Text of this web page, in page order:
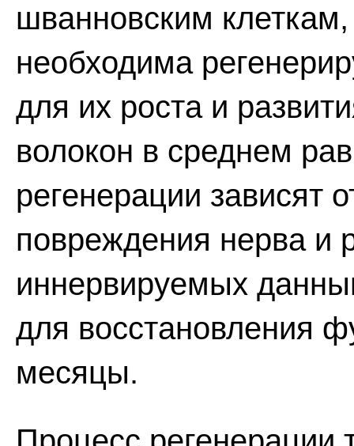
шванновским
необходима
для их роста и
волокон в среднем
регенерации зависят
повреждения нерва и
иннервируемых
для восстановления
месяцы.